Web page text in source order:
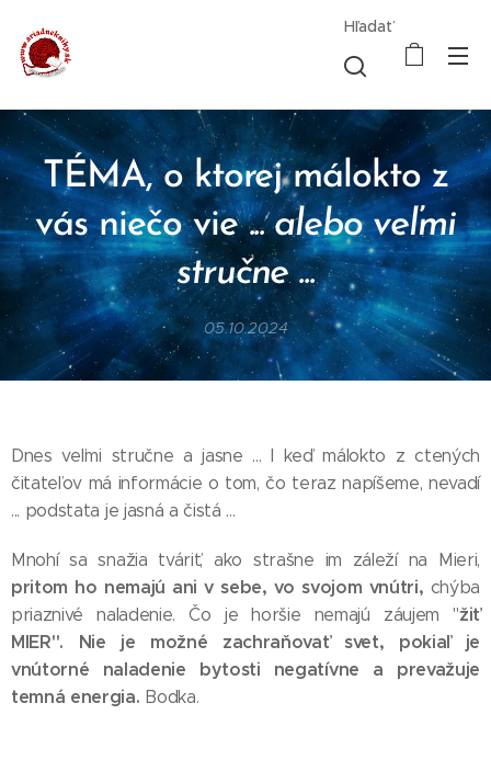
Hľadať
TÉMA, o ktorej málokto z
vás niečo vie... alebo veľmi
stručne ...
05.10.2024
Dnes veľmi stručne a jasne ... I keď málokto z ctených
čitateľov má informácie o tom, čo teraz napíšeme, nevadí
... podstata je jasná a čistá ...
Mnohí sa snažia tváriť, ako strašne im záleží na Mieri,
pritom ho nemajú ani v sebe, vo svojom vnútri, chýba
priaznivé naladenie. Čo je horšie nemajú záujem "žiť
MIER".
Nie je možné zachraňovať svet, pokiaľ je
vnútorné naladenie bytosti negatívne a prevažuje
temná energia. Bodka.